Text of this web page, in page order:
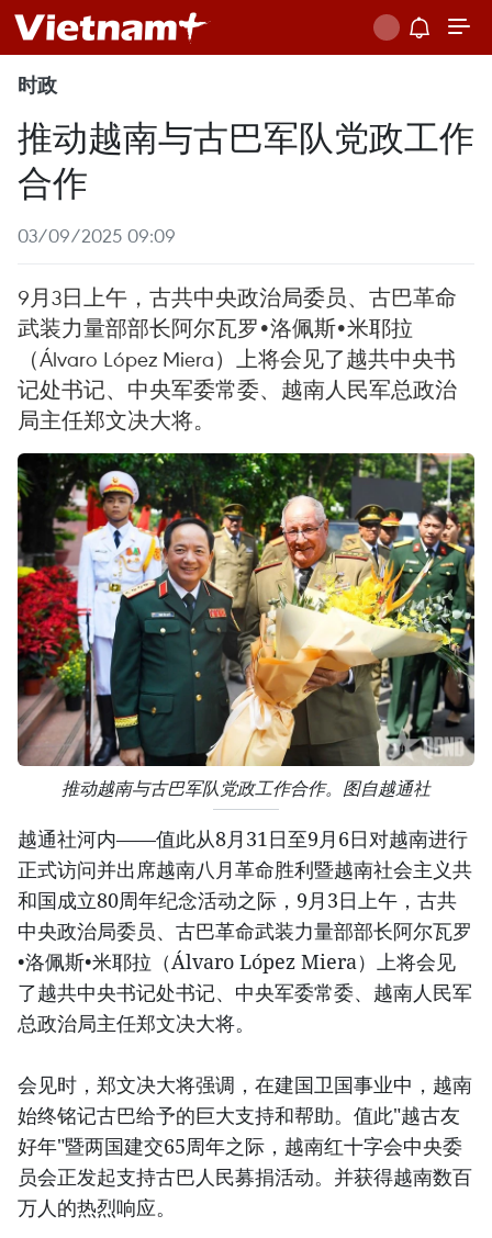
时政
推动越南与古巴军队党政工作
合作
03/09/2025 09:09
9月3日上午，古共中央政治局委员、古巴革命
武装力量部部长阿尔瓦罗•洛佩斯•米耶拉
（Álvaro López Miera）上将会见了越共中央书
记处书记、中央军委常委、越南人民军总政治
局主任郑文决大将。
推动越南与古巴军队党政工作合作。图自越通社
越通社河内——值此从8月31日至9月6日对越南进行
正式访问并出席越南八月革命胜利暨越南社会主义共
和国成立80周年纪念活动之际，9月3日上午，古共
中央政治局委员、古巴革命武装力量部部长阿尔瓦罗
•洛佩斯•米耶拉（Álvaro López Miera）上将会见
了越共中央书记处书记、中央军委常委、越南人民军
总政治局主任郑文决大将。
会见时，郑文决大将强调，在建国卫国事业中，越南
始终铭记古巴给予的巨大支持和帮助。值此"越古友
好年"暨两国建交65周年之际，越南红十字会中央委
员会正发起支持古巴人民募捐活动。并获得越南数百
万人的热烈响应。